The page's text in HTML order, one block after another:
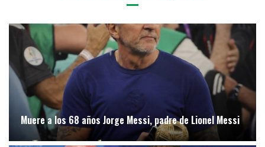
Muere a los 68 años Jorge Messi, padre de Lionel Messi